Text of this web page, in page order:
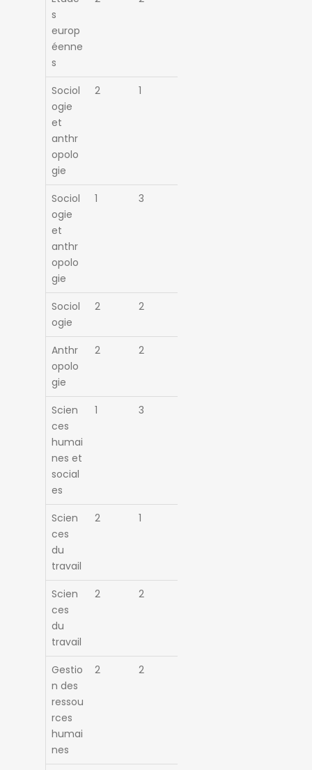
s
europ
éenne
s
Sociol
ogie
et
anthr
opolo
gie
2 1
Sociol
ogie
et
anthr
opolo
gie
1 3
Sociol
ogie
2 2
Anthr
opolo
gie
2 2
Scien
ces
humai
nes et
social
es
1 3
Scien
ces
du
travail
2 1
Scien
ces
du
travail
2 2
Gestio
n des
ressou
rces
humai
nes
2 2